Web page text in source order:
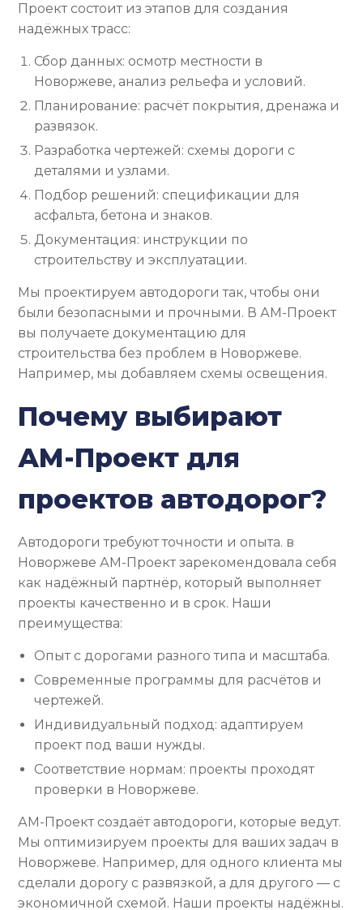
Проект состоит из этапов для создания
надёжных трасс:
Сбор данных: осмотр местности в
Новоржеве, анализ рельефа и условий.
Планирование: расчёт покрытия, дренажа и
развязок.
Разработка чертежей: схемы дороги с
деталями и узлами.
Подбор решений: спецификации для
асфальта, бетона и знаков.
Документация: инструкции по
строительству и эксплуатации.
Мы проектируем автодороги так, чтобы они
были безопасными и прочными. В АМ-Проект
вы получаете документацию для
строительства без проблем в Новоржеве.
Например, мы добавляем схемы освещения.
Почему выбирают
АМ-Проект для
проектов автодорог?
Автодороги требуют точности и опыта. в
Новоржеве АМ-Проект зарекомендовала себя
как надёжный партнёр, который выполняет
проекты качественно и в срок. Наши
преимущества:
Опыт с дорогами разного типа и масштаба.
Современные программы для расчётов и
чертежей.
Индивидуальный подход: адаптируем
проект под ваши нужды.
Соответствие нормам: проекты проходят
проверки в Новоржеве.
АМ-Проект создаёт автодороги, которые ведут.
Мы оптимизируем проекты для ваших задач в
Новоржеве. Например, для одного клиента мы
сделали дорогу с развязкой, а для другого — с
экономичной схемой. Наши проекты надёжны.